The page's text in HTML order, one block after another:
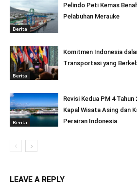
Berita
Pelindo Peti Kemas
Pelabuhan Merauke
Berita
Komitmen Indonesia
Transportasi yang
Berita
Revisi Kedua PM 4
Kapal Wisata Asing dan
Perairan Indonesia.
LEAVE A REPLY